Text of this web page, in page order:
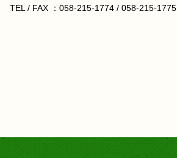
TEL / FAX ：058-215-1774 / 058-215-1775